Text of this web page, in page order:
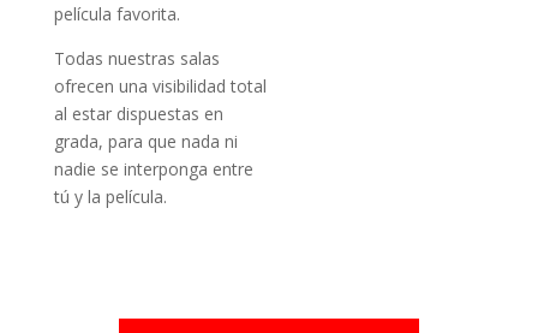
película favorita.
Todas nuestras salas
ofrecen una visibilidad total
al estar dispuestas en
grada, para que nada ni
nadie se interponga entre
tú y la película.